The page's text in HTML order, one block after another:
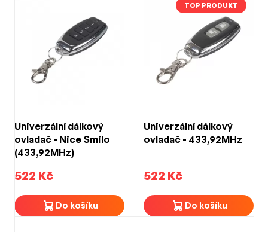
Univerzální dálkový
ovladač - Nice Smilo
(433,92MHz)
522 Kč
Do košíku
TOP PRODUKT
Univerzální dálkový
ovladač - 433,92MHz
522 Kč
Do košíku